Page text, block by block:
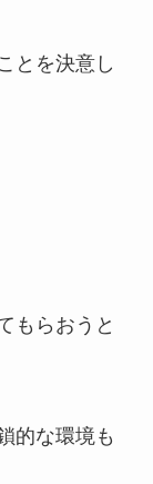
とを決意し
もらおうと
的な環境も